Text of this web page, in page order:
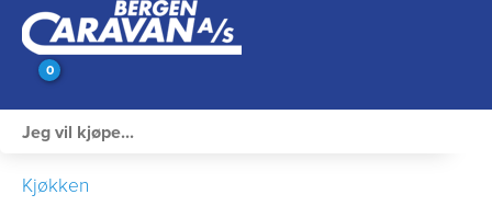
0
Kjøkken